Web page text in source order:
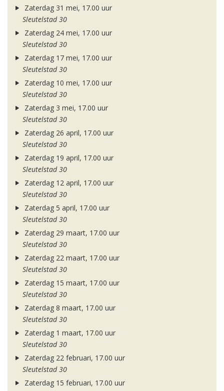
Zaterdag 31 mei, 17.00 uur
Sleutelstad 30
Zaterdag 24 mei, 17.00 uur
Sleutelstad 30
Zaterdag 17 mei, 17.00 uur
Sleutelstad 30
Zaterdag 10 mei, 17.00 uur
Sleutelstad 30
Zaterdag 3 mei, 17.00 uur
Sleutelstad 30
Zaterdag 26 april, 17.00 uur
Sleutelstad 30
Zaterdag 19 april, 17.00 uur
Sleutelstad 30
Zaterdag 12 april, 17.00 uur
Sleutelstad 30
Zaterdag 5 april, 17.00 uur
Sleutelstad 30
Zaterdag 29 maart, 17.00 uur
Sleutelstad 30
Zaterdag 22 maart, 17.00 uur
Sleutelstad 30
Zaterdag 15 maart, 17.00 uur
Sleutelstad 30
Zaterdag 8 maart, 17.00 uur
Sleutelstad 30
Zaterdag 1 maart, 17.00 uur
Sleutelstad 30
Zaterdag 22 februari, 17.00 uur
Sleutelstad 30
Zaterdag 15 februari, 17.00 uur